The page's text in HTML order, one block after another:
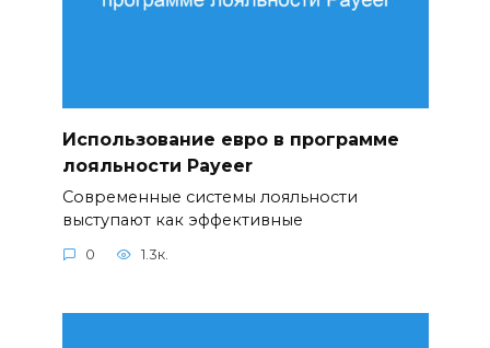
Использование евро в программе
лояльности Payeer
Современные системы лояльности
выступают как эффективные
0 1.3к.